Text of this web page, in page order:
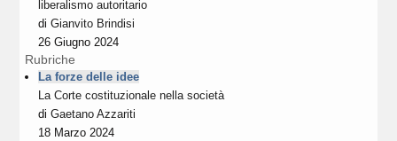
liberalismo autoritario
diGianvito Brindisi
26 Giugno 2024
Rubriche
La forze delle idee
La Corte costituzionale nella società
diGaetano Azzariti
18 Marzo 2024